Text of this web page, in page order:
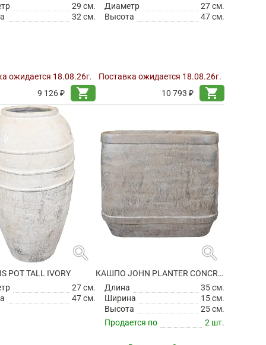
29 см.
32 см.
ожидается 18.08.26г.
9 126 ₽
shopping_cart
Диаметр
27 см.
Высота
47 см.
Поставка ожидается 18.08.26г.
10 793 ₽
shopping_cart
search
POT TALL IVORY
27 см.
47 см.
search
КАШПО JOHN PLANTER CONCRETE
Длина
35 см.
Ширина
15 см.
Высота
25 см.
Продается по
2 шт.